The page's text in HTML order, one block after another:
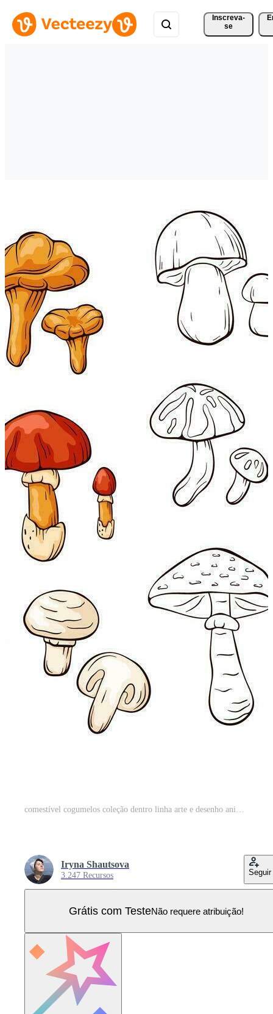
Inscreva-
se
comestível cogumelos coleção dentro linha arte e desenho animado estilo. mão desenhado Comida desenhos. floresta plantas esboços. perfeito para receita, cardápio, rótulo, ícone, embalagem. vetor ilustração isolado. Vetor Pro
Iryna Shautsova
3.247 Recursos Seguir
Grátis com TesteNão requere atribuição!